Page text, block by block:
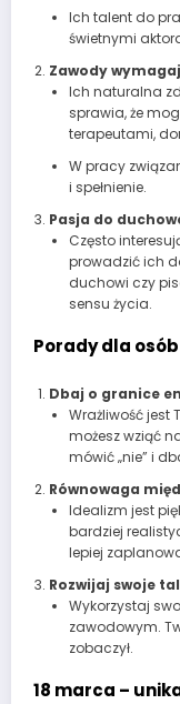
Ich talent do
świetnymi
Zawody
Ich naturalna
sprawia, że
terapeutami,
W pracy
i spełnienie.
Pasja do
Często
prowadzić ich
duchowi czy
sensu życia.
Porady dla
Dbaj o granice
Wrażliwość jest
możesz wziąć
mówić „nie” i
Równowaga
Idealizm jest
bardziej
lepiej
Rozwijaj swoje
Wykorzystaj
zawodowym.
zobaczył.
18 marca –